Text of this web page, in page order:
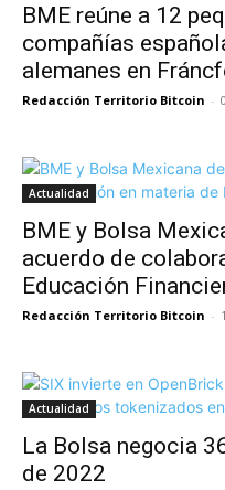
BME reúne a 12
compañías
alemanes en
Redacción Territorio Bitcoin -
Actualidad
BME y Bolsa
acuerdo de
Educación
Redacción Territorio Bitcoin -
Actualidad
La Bolsa negocia
de 2022